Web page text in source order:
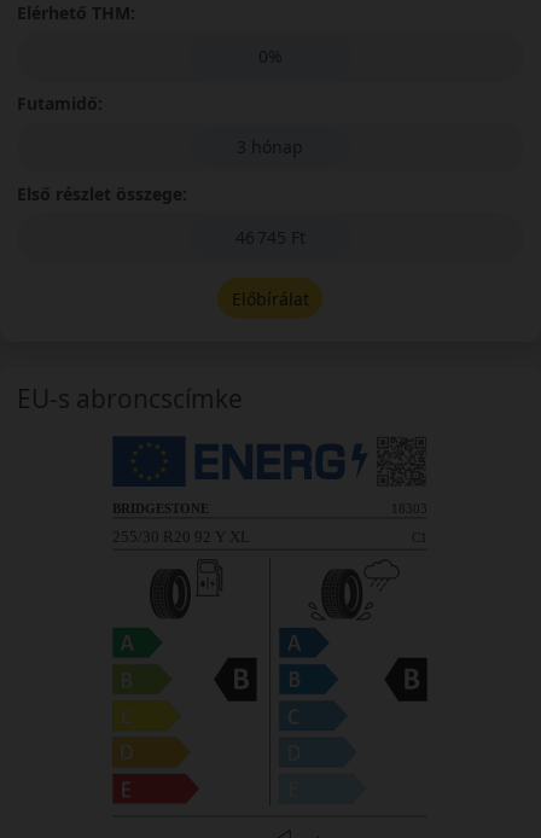
Elérhető THM:
0%
Futamidő:
3 hónap
Első részlet összege:
46 745 Ft
Előbírálat
EU-s abroncscímke